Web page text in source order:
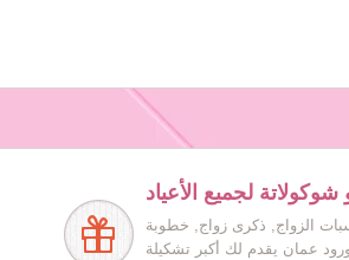
لجميع الأعياد
الزواج, ذكرى زواج, خطوبة
عمان يقدم لك أكبر تشكيلة